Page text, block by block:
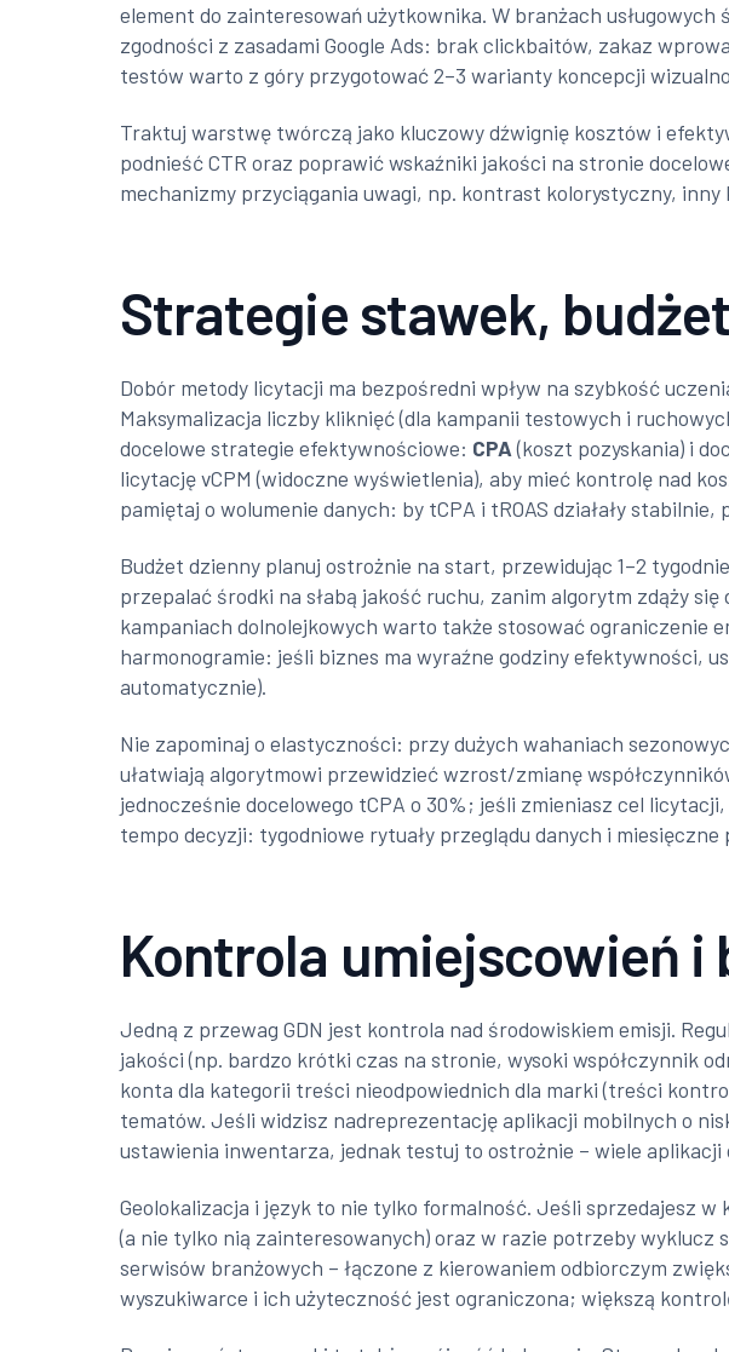
element do zainteresowań użytkownika. W branżach
zgodności z zasadami Google Ads: brak clickbaitów, zakaz
testów warto z góry przygotować 2–3 warianty koncepcji
Traktuj warstwę twórczą jako kluczowy dźwignię kosztów i
podnieść CTR oraz poprawić wskaźniki jakości na stronie
mechanizmy przyciągania uwagi, np. kontrast kolorystyczny,
Strategie stawek,
Dobór metody licytacji ma bezpośredni wpływ na szybkość
Maksymalizacja liczby kliknięć (dla kampanii testowych i
docelowe strategie efektywnościowe: CPA(koszt pozyskania) i
licytację vCPM (widoczne wyświetlenia), aby mieć kontrolę nad
pamiętaj o wolumenie danych: by tCPA i tROAS działały
Budżet dzienny planuj ostrożnie na start, przewidując 1–2
przepalać środki na słabą jakość ruchu, zanim algorytm zdąży
kampaniach dolnolejkowych warto także stosować ograniczenie
harmonogramie: jeśli biznes ma wyraźne godziny efektywności,
automatycznie).
Nie zapominaj o elastyczności: przy dużych wahaniach
ułatwiają algorytmowi przewidzieć wzrost/zmianę
jednocześnie docelowego tCPA o 30%; jeśli zmieniasz cel
tempo decyzji: tygodniowe rytuały przeglądu danych i
Kontrola umiejscowień i
Jedną z przewag GDN jest kontrola nad środowiskiem emisji.
jakości (np. bardzo krótki czas na stronie, wysoki współczynnik
konta dla kategorii treści nieodpowiednich dla marki (treści
tematów. Jeśli widzisz nadreprezentację aplikacji mobilnych o
ustawienia inwentarza, jednak testuj to ostrożnie – wiele aplikacji
Geolokalizacja i język to nie tylko formalność. Jeśli sprzedajesz
(a nie tylko nią zainteresowanych) oraz w razie potrzeby wyklucz
serwisów branżowych – łączone z kierowaniem odbiorczym
wyszukiwarce i ich użyteczność jest ograniczona; większą